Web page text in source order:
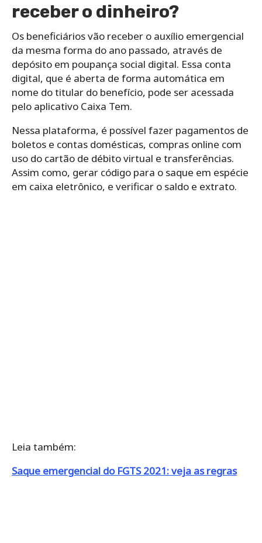
receber o dinheiro?
Os beneficiários vão receber o auxílio emergencial
da mesma forma do ano passado, através de
depósito em poupança social digital. Essa conta
digital, que é aberta de forma automática em
nome do titular do benefício, pode ser acessada
pelo aplicativo Caixa Tem.
Nessa plataforma, é possível fazer pagamentos de
boletos e contas domésticas, compras online com
uso do cartão de débito virtual e transferências.
Assim como, gerar código para o saque em espécie
em caixa eletrônico, e verificar o saldo e extrato.
Leia também:
Saque emergencial do FGTS 2021: veja as regras